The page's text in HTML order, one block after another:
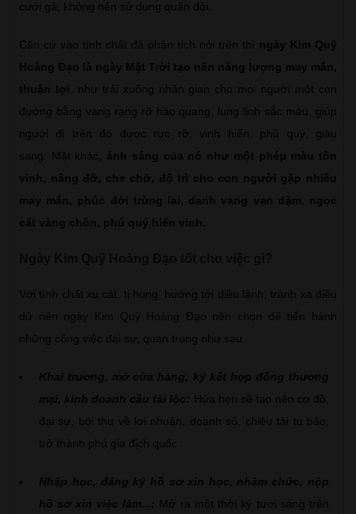
cưới gả, không nên sử dụng quân đội.
Căn cứ vào tính chất đã phân tích nói trên thì ngày Kim Quỹ
Hoàng Đạo là ngày Mặt Trời tạo nên năng lượng may mắn,
thuận lợi
, như trải xuống nhân gian cho mọi người một con
đường bằng vàng rạng rỡ hào quang, lung linh sắc màu, giúp
người đi trên đó được rực rỡ, vinh hiển, phú quý, giàu
sang. Mặt khác, ánh sáng của nó như một phép màu tôn
vinh, nâng đỡ, che chở, độ trì cho con người gặp nhiều
may mắn, phúc đới trùng lai, danh vang vạn dặm, ngọc
cất vàng chôn, phú quý hiển vinh.
Với tính chất xu cát, tị hung, hướng tới điều lành, tránh xa điều
dữ nên ngày Kim Quỹ Hoàng Đạo nên chọn để tiến hành
những công việc đại sự, quan trọng như sau
Khai trương, mở cửa hàng, ký kết hợp đồng thương
mại, kinh doanh cầu tài lộc: Hứa hẹn sẽ tạo nên cơ đồ,
đại sự, bội thu về lợi nhuận, doanh số, chiêu tài tụ bảo,
trở thành phú gia địch quốc
Nhập học, đăng ký hồ sơ xin học, nhậm chức, nộp
hồ sơ xin việc làm...: Mở ra một thời kỳ tươi sáng trên